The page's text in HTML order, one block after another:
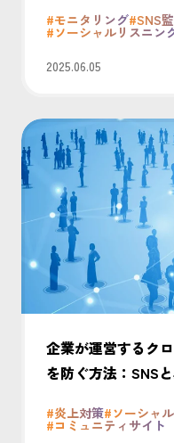
#モニタリング#SNS
#ソーシャルリスニン
2025.06.05
企業が運営するク
を防ぐ方法：SNS
#炎上対策#ソーシャ
#コミュニティサイト